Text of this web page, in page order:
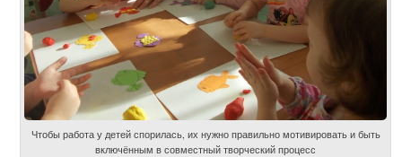
Чтобы работа у детей спорилась, их нужно правильно мотивировать и быть
включённым в совместный творческий процесс